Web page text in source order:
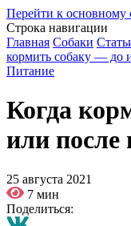
Перейти к
Строка навигации
Главная Собаки
кормить собаку — до
Питание
Когда
или после
25 августа 2021
7 мин
Поделиться: